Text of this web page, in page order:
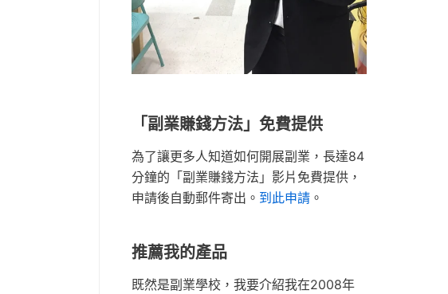
「副業賺錢方法」免費提供
為了讓更多人知道如何開展副業，長達84
分鐘的「副業賺錢方法」影片免費提供，
申請後自動郵件寄出。 到此申請 。
推薦我的產品
既然是副業學校，我要介紹我在2008年